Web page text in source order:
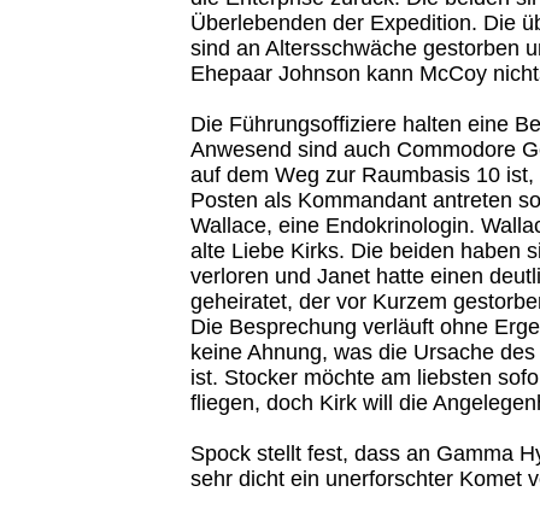
Überlebenden der Expedition. Die
sind an Altersschwäche gestorben
Ehepaar Johnson kann McCoy
Die Führungsoffiziere halten eine
Anwesend sind auch Commodore
auf dem Weg zur Raumbasis 10
Posten als Kommandant antreten
Wallace, eine Endokrinologin.
alte Liebe Kirks. Die beiden haben
verloren und Janet hatte einen
geheiratet, der vor Kurzem
Die Besprechung verläuft ohne
keine Ahnung, was die Ursache
ist. Stocker möchte am liebsten
fliegen, doch Kirk will die
Spock stellt fest, dass an Gamma
sehr dicht ein unerforschter Komet